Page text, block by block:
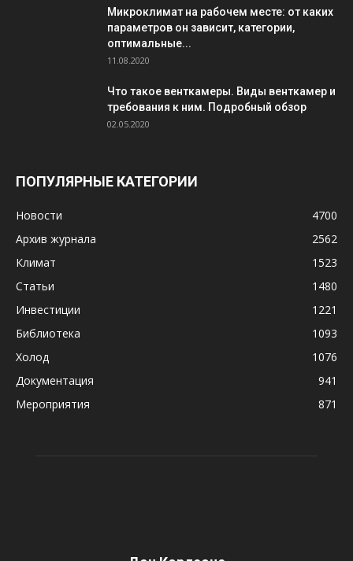
Микроклимат на рабочем месте: от каких
параметров он зависит, категории,
оптимальные...
11.08.2020
Что такое венткамеры. Виды венткамер и
требования к ним. Подробный обзор
02.05.2020
ПОПУЛЯРНЫЕ КАТЕГОРИИ
Новости
4700
Архив журнала
2562
Климат
1523
Статьи
1480
Инвестиции
1221
Библиотека
1093
Холод
1076
Документация
941
Мероприятия
871